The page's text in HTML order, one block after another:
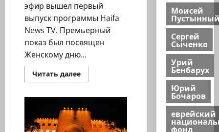
эфир вышел первый
выпуск программы Haifa
News TV. Премьерный
показ был посвящен
Женскому дню...
Читать далееПрочитать
больше
TV
в
эфире.
Премьерный
Моисей
Сергей
Сыченко
Урий
Бенбарух
Юрий
Бочаров
еврейский
фонд